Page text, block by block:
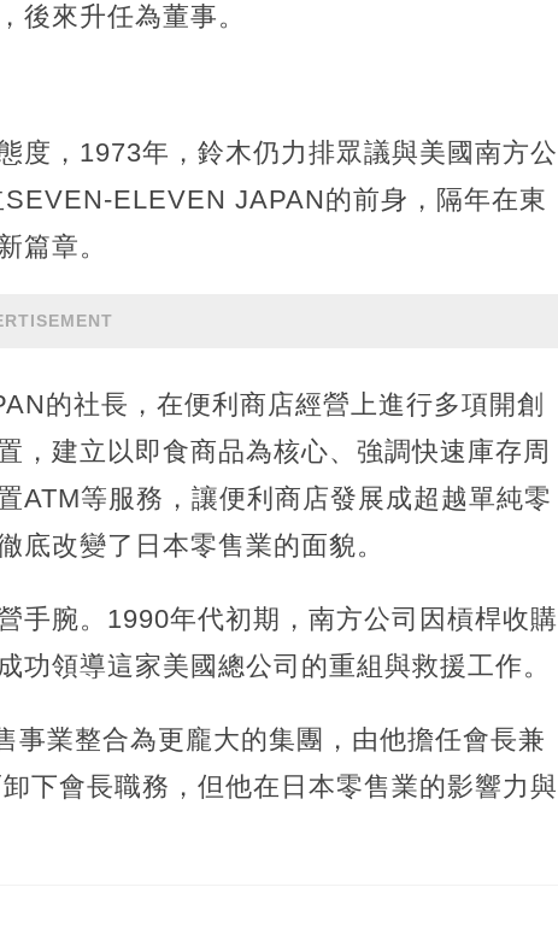
後來升任為董事。
度，1973年，鈴木仍力排眾議與美國南方公
ELEVEN JAPAN的前身，隔年在東
篇章。
的社長，在便利商店經營上進行多項開創
，建立以即食商品為核心、強調快速庫存周
ATM等服務，讓便利商店發展成超越單純零
底改變了日本零售業的面貌。
手腕。1990年代初期，南方公司因槓桿收購
功領導這家美國總公司的重組與救援工作。
業整合為更龐大的集團，由他擔任會長兼
下會長職務，但他在日本零售業的影響力與